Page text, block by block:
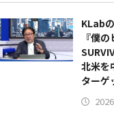
KLab
『僕
北米を
ターゲ